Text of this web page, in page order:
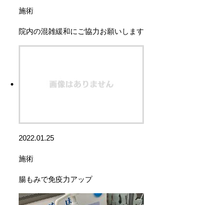
施術
院内の混雑緩和にご協力お願いします
2022.01.25
施術
腸もみで免疫力アップ